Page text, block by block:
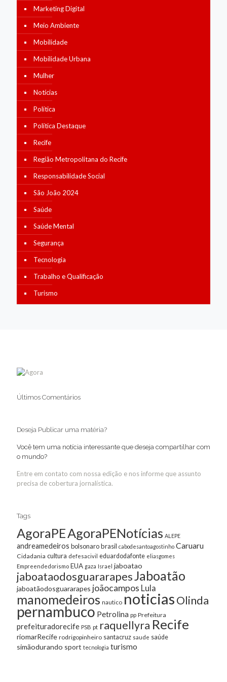
Marketing Digital
Meio Ambiente
Mobilidade
Mobilidade Urbana
Mulher
Notícias
Política
Política Destaque
Recife
Região Metropolitana do Recife
Responsabilidade Social
São João 2024
Saúde
Saúde Mental
Segurança
Tecnologia
Trabalho e Qualificação
Turismo
Últimos Comentários
Deseja Publicar uma matéria?
Você tem uma notícia interessante que deseja compartilhar com
o mundo?
Entre em contato com nossa edição e nos informe que assunto
precisa de cobertura jornalística.
Tags
AgoraPEAgoraPENotícias ALEPE
andreamedeiros bolsonarobrasil cabodesantoagostinho Caruaru
Cidadania cultura defesacivil eduardodafonte eliasgomes
Empreendedorismo EUA gaza Israel jaboatao
jaboataodosguararapesJaboatão
jaboatãodosguararapes joãocampos Lula
manomedeiros nautico noticiasOlinda
pernambuco Petrolina pp Prefeitura
prefeituradorecife PSB pt raquellyra Recife
riomarRecife rodrigopinheiro santacruz saude saúde
simãodurando sport tecnologia turismo